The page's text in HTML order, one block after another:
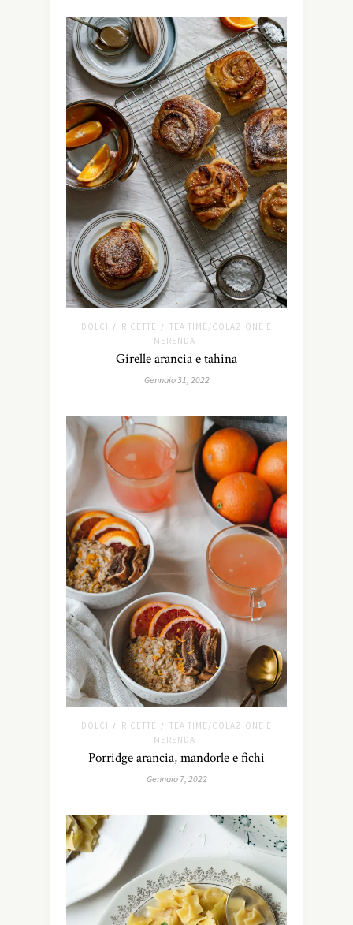
DOLCI / RICETTE /
TEA TIME/COLAZIONE E
MERENDA
Girelle arancia e tahina
Gennaio 31, 2022
DOLCI / RICETTE /
TEA TIME/COLAZIONE E
MERENDA
Porridge arancia, mandorle e fichi
Gennaio 7, 2022